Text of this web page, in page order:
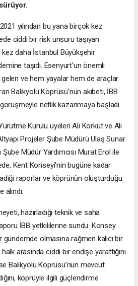
yılından bu yana birçok kez
ciddi bir risk unsuru taşıyan
kez daha İstanbul Büyükşehir
taşıdı. Esenyurt’un önemli
ve hem yayalar hem de araçlar
Balıkyolu Köprüsü’nün akıbeti, İBB
netlik kazanmaya başladı.
Kurulu üyeleri Ali Korkut ve Ali
Projeler Şube Müdürü Ulaş Sunar
Şube Müdür Yardımcısı Murat Erol ile
Kent Konseyi'nin bugüne kadar
raporlar ve köprünün oluşturduğu
hazırladığı teknik ve saha
İBB yetkililerine sundu. Konsey
gündemde olmasına rağmen kalıcı bir
arasında ciddi bir endişe yarattığını
Balıkyolu Köprüsü’nün mevcut
köprüyle ilgili güçlendirme